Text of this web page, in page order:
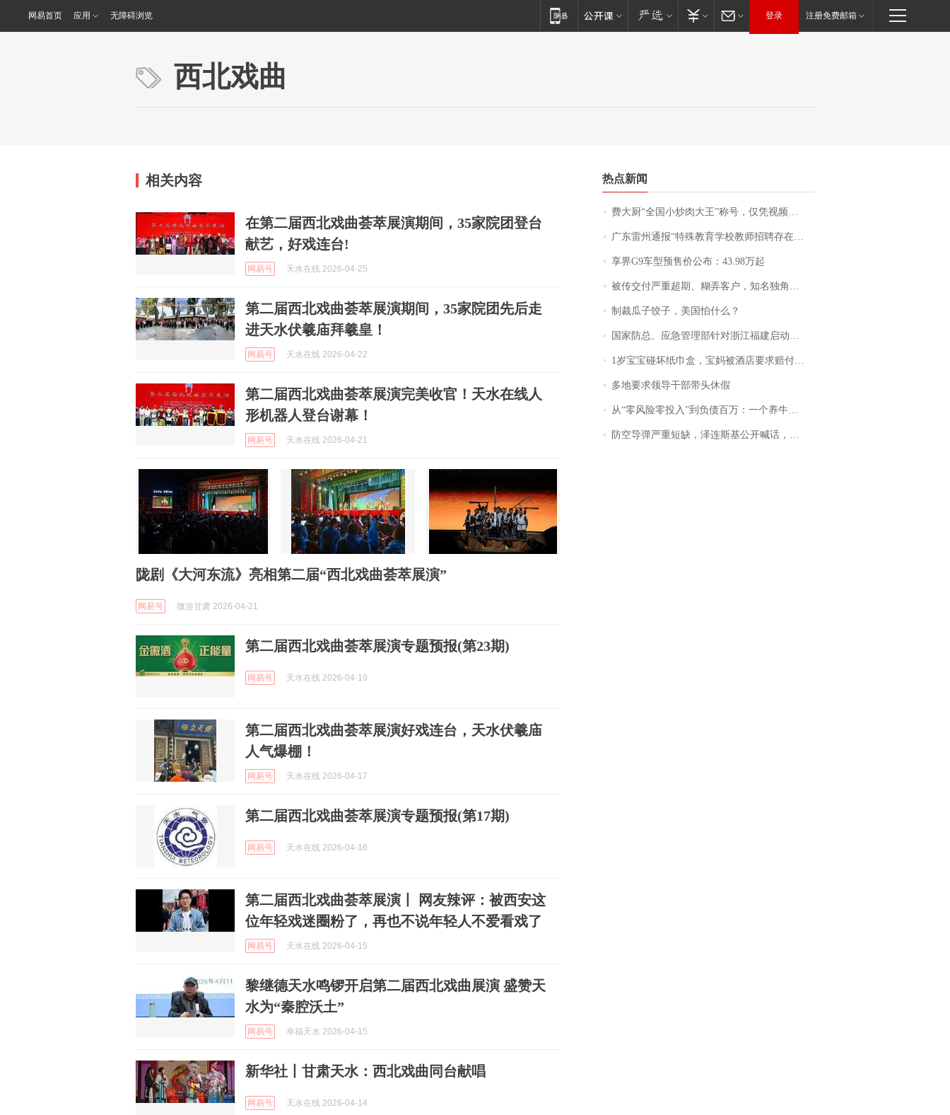
网易首页 应用 无障碍浏览 登录 注册免费邮箱
西北戏曲
相关内容
在第二届西北戏曲荟萃展演期间，35家院团登台
献艺，好戏连台!
网易号 天水在线 2026-04-25
第二届西北戏曲荟萃展演期间，35家院团先后走
进天水伏羲庙拜羲皇！
网易号 天水在线 2026-04-22
第二届西北戏曲荟萃展演完美收官！天水在线人
形机器人登台谢幕！
网易号 天水在线 2026-04-21
陇剧《大河东流》亮相第二届“西北戏曲荟萃展演”
网易号 微游甘肃 2026-04-21
第二届西北戏曲荟萃展演专题预报(第23期)
网易号 天水在线 2026-04-19
第二届西北戏曲荟萃展演好戏连台，天水伏羲庙
人气爆棚！
网易号 天水在线 2026-04-17
第二届西北戏曲荟萃展演专题预报(第17期)
网易号 天水在线 2026-04-16
第二届西北戏曲荟萃展演丨 网友辣评：被西安这
位年轻戏迷圈粉了，再也不说年轻人不爱看戏了
网易号 天水在线 2026-04-15
黎继德天水鸣锣开启第二届西北戏曲展演 盛赞天
水为“秦腔沃土”
网易号 幸福天水 2026-04-15
新华社丨甘肃天水：西北戏曲同台献唱
网易号 天水在线 2026-04-14
热点新闻
费大厨“全国小炒肉大王”称号，仅凭视频评出？中国烹饪协会回应
广东雷州通报“特殊教育学校教师招聘存在违规行为”：已启动问责程序 副校长被停职
享界G9车型预售价公布：43.98万起
被传交付严重超期、糊弄客户，知名独角兽车企创始人回应：都没证据，将依法采取措施，“本人长期与美国交管局保持沟通，对方表示肯定”
制裁瓜子饺子，美国怕什么？
国家防总、应急管理部针对浙江福建启动防汛防台风四级应急响应
1岁宝宝碰坏纸巾盒，宝妈被酒店要求赔付924元！三亚一酒店回复：骨瓷定制！网友一查价格，吵翻了
多地要求领导干部带头休假
从“零风险零投入”到负债百万：一个养牛项目崩盘后，谁该为农户的贷款买单丨红星调查
防空导弹严重短缺，泽连斯基公开喊话，乌克兰失去导弹拦截能力？